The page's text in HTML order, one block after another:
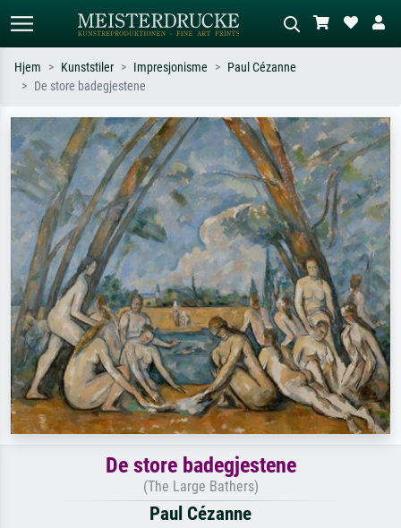
Søk etter kunstner, tittel eller stil – for
eksempel Monet, Stjernenatt,
impresjonisme, Hokusai-bølgen, akt.
Beskriv scenen – for eksempel grønn
eng, abstrakt med mye rødt, mørkt
oljemaleri, stående akt ved et tre.
Hjem Kunststiler Impresjonisme
Paul Cézanne
De store badegjestene
De store badegjestene
(The Large Bathers)
Paul Cézanne